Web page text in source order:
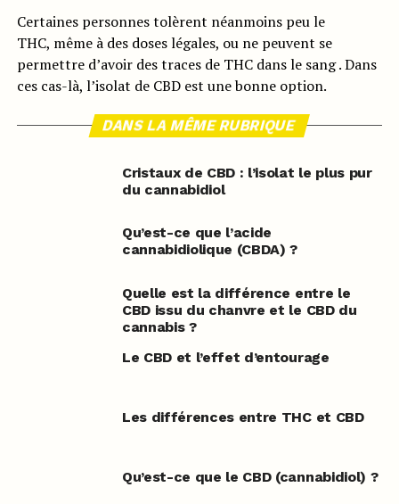
Certaines personnes tolèrent néanmoins peu le
THC, même à des doses légales, ou ne peuvent se
permettre d’avoir des traces de THC dans le sang . Dans
ces cas-là, l’isolat de CBD est une bonne option.
DANS LA MÊME RUBRIQUE
Cristaux de CBD : l’isolat le plus pur
du cannabidiol
Qu’est-ce que l’acide
cannabidiolique (CBDA) ?
Quelle est la différence entre le
CBD issu du chanvre et le CBD du
cannabis ?
Le CBD et l’effet d’entourage
Les différences entre THC et CBD
Qu’est-ce que le CBD (cannabidiol) ?